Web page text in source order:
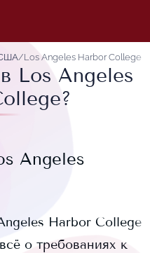
/Los Angeles Harbor College
Los Angeles
Angeles
Harbor College
о требованиях к